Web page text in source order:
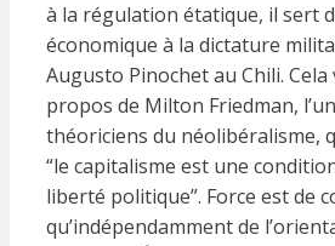
à la régulation étatique, il sert
économique à la dictature
Augusto Pinochet au Chili.
propos de Milton Friedman,
théoriciens du néolibéralisme,
“le capitalisme est une
liberté politique”. Force est de
qu’indépendamment de